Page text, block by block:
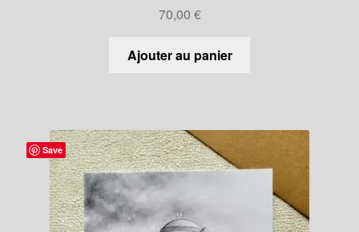
70,00 €
Ajouter au panier
Save